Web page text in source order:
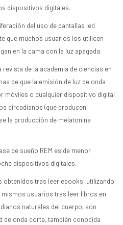
dispositivos digitales.
del uso de pantallas led
que muchos usuarios los utilicen
en la cama con la luz apagada.
de la academia de ciencias en
de que la emisión de luz de onda
móviles o cualquier dispositivo digital
circadianos (que producen
la producción de melatonina
de sueño REM es de menor
dispositivos digitales.
obtenidos tras leer ebooks, utilizando
usuarios tras leer libros en
naturales del cuerpo, son
de onda corta, también conocida